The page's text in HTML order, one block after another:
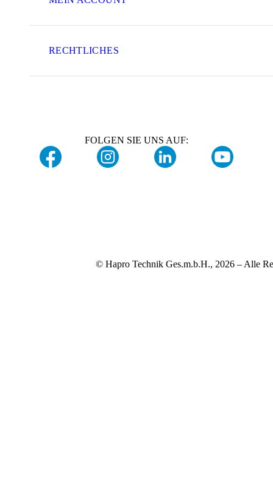
RECHTLICHES
FOLGEN SIE UNS AUF:
© Hapro Technik Ges.m.b.H., 2026 – Alle